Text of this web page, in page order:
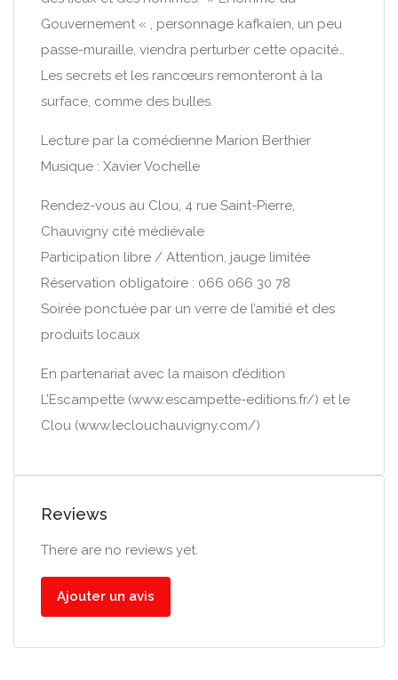
Gouvernement « , personnage kafkaïen, un peu
passe-muraille, viendra perturber cette opacité…
Les secrets et les rancœurs remonteront à la
surface, comme des bulles.
Lecture par la comédienne Marion Berthier
Musique : Xavier Vochelle
Rendez-vous au Clou, 4 rue Saint-Pierre,
Chauvigny cité médiévale
Participation libre / Attention, jauge limitée
Réservation obligatoire : 066 066 30 78
Soirée ponctuée par un verre de l’amitié et des
produits locaux
En partenariat avec la maison d’édition
L’Escampette (www.escampette-editions.fr/) et le
Clou (www.leclouchauvigny.com/)
Reviews
There are no reviews yet.
Ajouter un avis